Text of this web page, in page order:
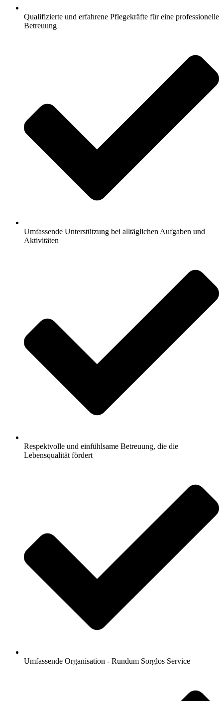
Qualifizierte und erfahrene Pflegekräfte für eine professionelle
Betreuung
Umfassende Unterstützung bei alltäglichen Aufgaben und
Aktivitäten
Respektvolle und einfühlsame Betreuung, die die
Lebensqualität fördert
Umfassende Organisation - Rundum Sorglos Service